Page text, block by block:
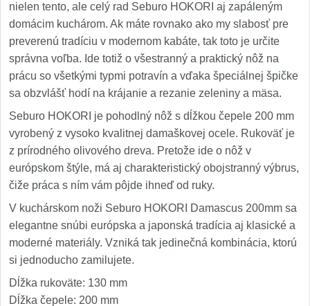
nielen tento, ale celý rad Seburo HOKORI aj zapáleným
domácim kuchárom. Ak máte rovnako ako my slabosť pre
preverenú tradíciu v modernom kabáte, tak toto je určite
správna voľba. Ide totiž o všestranný a praktický nôž na
prácu so všetkými typmi potravín a vďaka špeciálnej špičke
sa obzvlášť hodí na krájanie a rezanie zeleniny a mäsa.
Seburo HOKORI je pohodlný nôž s dĺžkou čepele 200 mm
vyrobený z vysoko kvalitnej damaškovej ocele. Rukoväť je
z prírodného olivového dreva. Pretože ide o nôž v
európskom štýle, má aj charakteristický obojstranný výbrus,
čiže práca s ním vám pôjde ihneď od ruky.
V kuchárskom noži Seburo HOKORI Damascus 200mm sa
elegantne snúbi európska a japonská tradícia aj klasické a
moderné materiály. Vzniká tak jedinečná kombinácia, ktorú
si jednoducho zamilujete.
Dĺžka rukoväte: 130 mm
Dĺžka čepele: 200 mm